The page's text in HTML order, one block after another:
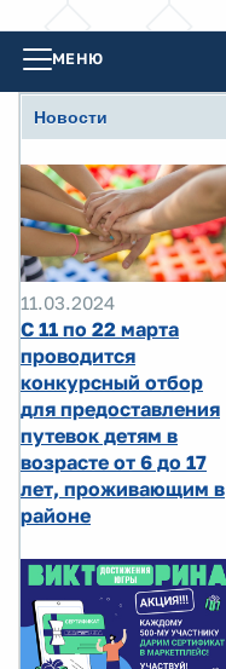
МЕНЮ
Новости
11.03.2024
С 11 по 22 марта
проводится
конкурсный отбор
для предоставления
путевок детям в
возрасте от 6 до 17
лет, проживающим в
районе